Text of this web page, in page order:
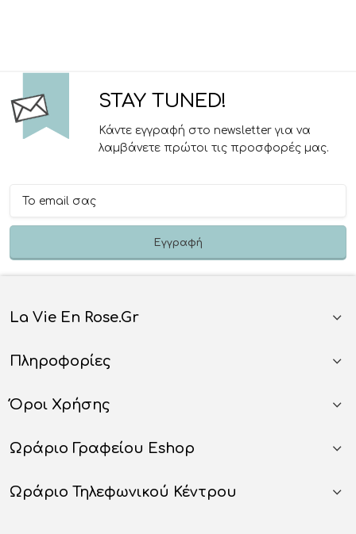
STAY TUNED!
Κάντε εγγραφή στο newsletter για να
λαμβάνετε πρώτοι τις προσφορές μας.
La Vie En Rose.gr
Πληροφορίες
Όροι Χρήσης
Ωράριο Γραφείου Eshop
Ωράριο Τηλεφωνικού Κέντρου